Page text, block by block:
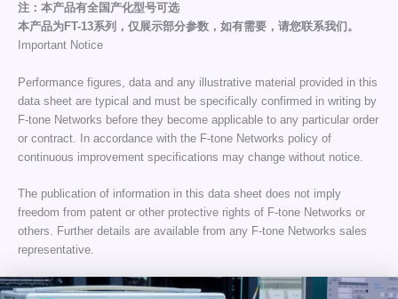
注：本产品有全国产化型号可选
本产品为FT-13系列，仅展示部分参数，如有需要，请您联系我们。
Important Notice
Performance figures, data and any illustrative material provided in this
data sheet are typical and must be specifically confirmed in writing by
F-tone Networks before they become applicable to any particular order
or contract. In accordance with the F-tone Networks policy of
continuous improvement specifications may change without notice.
The publication of information in this data sheet does not imply
freedom from patent or other protective rights of F-tone Networks or
others. Further details are available from any F-tone Networks sales
representative.